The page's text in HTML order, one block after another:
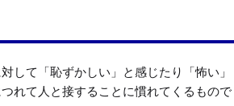
して「恥ずかしい」と感じたり「怖い」
れて人と接することに慣れてくるもので